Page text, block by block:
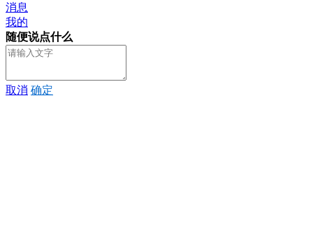
消息
我的
随便说点什么
取消 确定